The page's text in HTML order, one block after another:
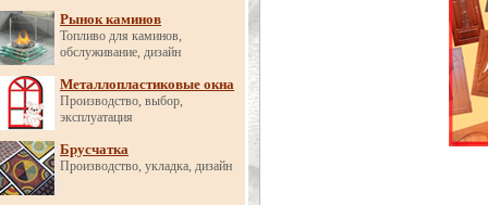
Рынок каминов
Топливо для каминов,
обслуживание, дизайн
Металлопластиковые окна
Производство, выбор,
эксплуатация
Брусчатка
Производство, укладка, дизайн